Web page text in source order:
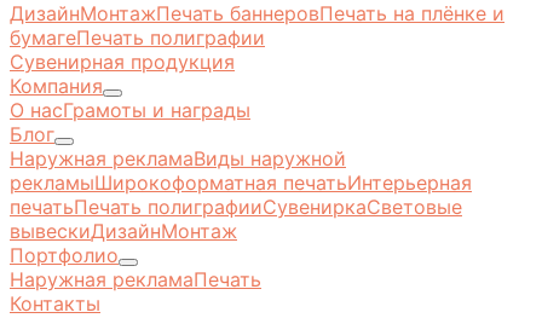
ДизайнМонтажПечать баннеровПечать на плёнке и
бумагеПечать полиграфии
Сувенирная продукция
Компания
О насГрамоты и награды
Блог
Наружная рекламаВиды наружной
рекламыШирокоформатная печатьИнтерьерная
печатьПечать полиграфииСувениркаСветовые
вывескиДизайнМонтаж
Портфолио
Наружная рекламаПечать
Контакты